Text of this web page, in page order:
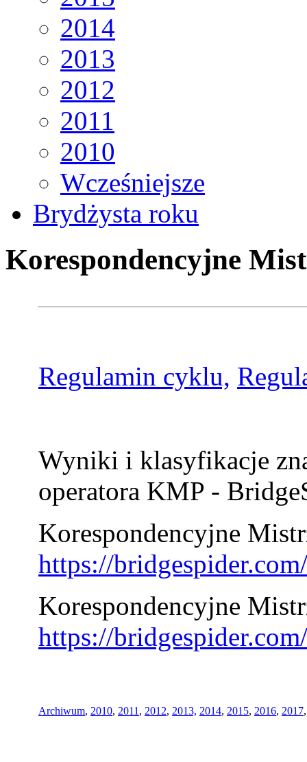
2014
2013
2012
2011
2010
Wcześniejsze
Brydżysta roku
Korespondencyjne
Regulamin cyklu,
Wyniki i klasyfikacje
operatora KMP -
Korespondencyjne
https://
Korespondencyjne
https://
Archiwum, 2010, 2011 , 2012, 2013, 2014, 2015, 2016, 2017